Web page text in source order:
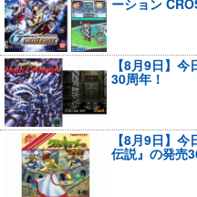
【8月9日】
30周年！
【8月9日】
伝説』の発売